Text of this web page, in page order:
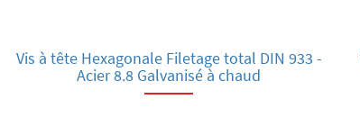
Vis à tête Hexagonale Filetage total DIN 933 -
Acier 8.8 Galvanisé à chaud